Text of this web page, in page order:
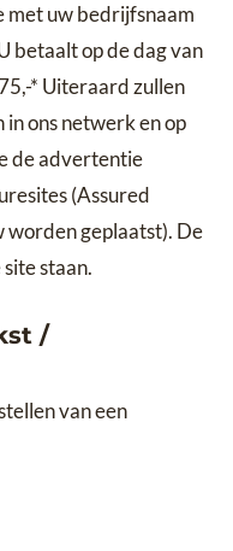
met uw bedrijfsnaam
betaalt op de dag van
* Uiteraard zullen
ons netwerk en op
de advertentie
(Assured
worden geplaatst). De
staan.
/
van een